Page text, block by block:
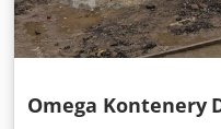
Omega Kontenery